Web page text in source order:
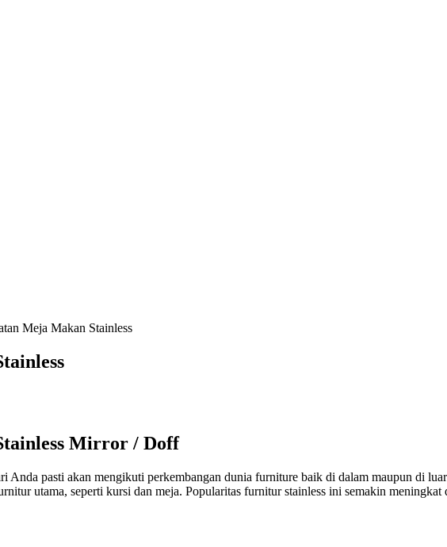
Meja Makan Stainless
Mirror / Doff
Anda pasti akan mengikuti perkembangan dunia furniture baik di dalam maupun di
utama, seperti kursi dan meja. Popularitas furnitur stainless ini semakin